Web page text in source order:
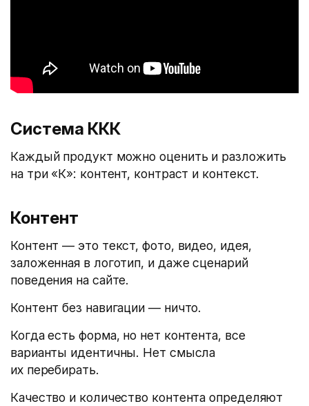
Система ККК
Каждый продукт можно оценить и разложить
на три «К»: контент, контраст и контекст.
Контент
Контент — это текст, фото, видео, идея,
заложенная в логотип, и даже cценарий
поведения на сайте.
Контент без навигации — ничто.
Когда есть форма, но нет контента, все
варианты идентичны. Нет смысла
их перебирать.
Качество и количество контента определяют